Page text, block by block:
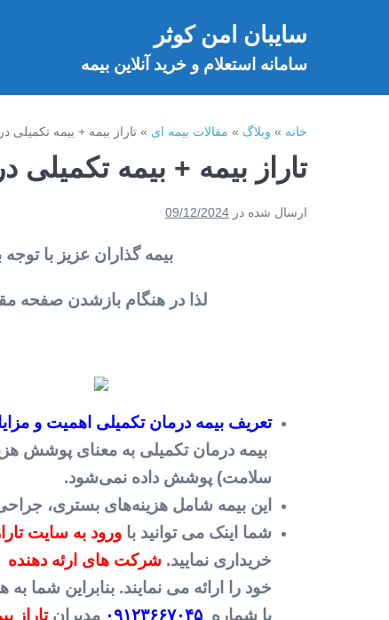
سایبان امن کوثر
سامانه استعلام و خرید آنلاین بیمه
خانه » وبلاگ » مقالات بیمه ای » تاراز بیمه + بیمه
تاراز بیمه + بیمه
ارسال شده در 09/12/2024
بیمه گذاران عزیز با توجه
لذا در هنگام بازشدن صفحه
تعریف بیمه درمان تکمیلی اهمیت و
بیمه درمان تکمیلی به معنای پوشش
سلامت) پوشش داده نمی‌شود.
این بیمه شامل هزینه‌های بستری،
شما اینک می توانید با ورود به سایت
خریداری نمایید. شرکت های ارئه دهنده
خود را ارائه می نمایند. بنابراین
با شماره ۰۹۱۲۳۶۶۷۰۴۵ مدیرانتاراز